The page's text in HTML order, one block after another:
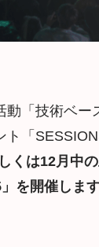
動「技術ベー
ト「
くは12月中
」を開催しま